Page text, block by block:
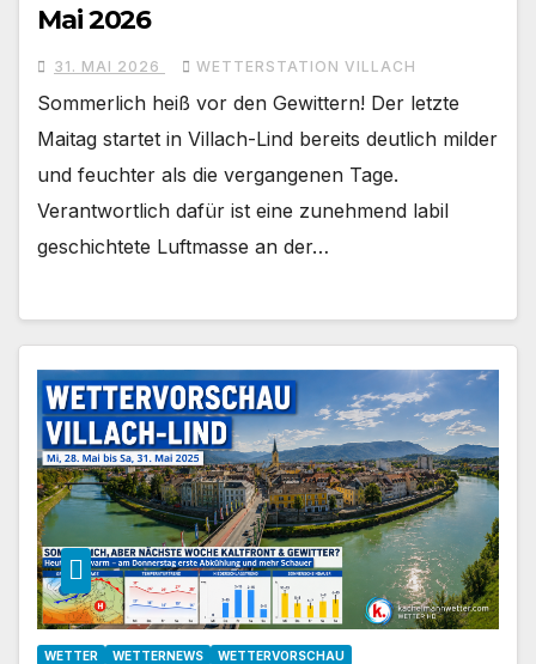
Mai 2026
31. MAI 2026 WETTERSTATION VILLACH
Sommerlich heiß vor den Gewittern! Der letzte
Maitag startet in Villach-Lind bereits deutlich milder
und feuchter als die vergangenen Tage.
Verantwortlich dafür ist eine zunehmend labil
geschichtete Luftmasse an der…
WETTER WETTERNEWS WETTERVORSCHAU